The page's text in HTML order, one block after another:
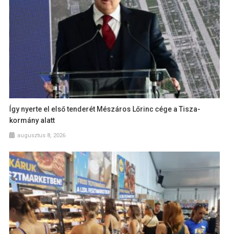
Így nyerte el első tenderét Mészáros Lőrinc cége a Tisza-
kormány alatt
augusztus 8, 2026